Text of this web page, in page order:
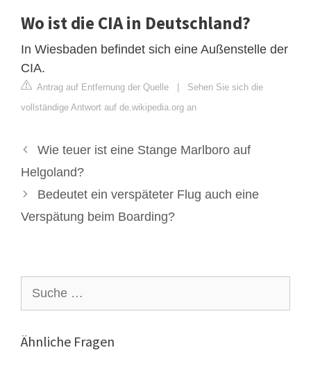
Wo ist die CIA in Deutschland?
In Wiesbaden befindet sich eine Außenstelle der
CIA.
Antrag auf Entfernung der Quelle | Sehen Sie sich die
vollständige Antwort auf de.wikipedia.org an
Wie teuer ist eine Stange Marlboro auf
Helgoland?
Bedeutet ein verspäteter Flug auch eine
Verspätung beim Boarding?
nach:
Ähnliche Fragen